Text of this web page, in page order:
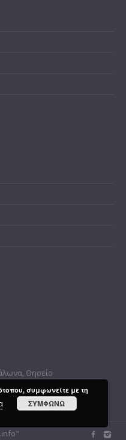
Θησείο
συμφωνείτε με τη
ΣΥΜΦΩΝΩ